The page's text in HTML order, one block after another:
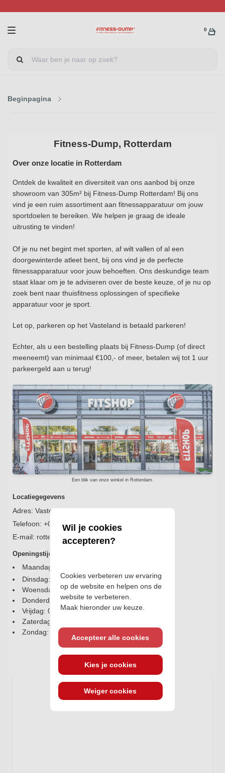
0
Beginpagina
Fitness-Dump, Rotterdam
Over onze locatie in Rotterdam
Ontdek de kwaliteit en diversiteit van ons aanbod bij onze
showroom van 305m² bij Fitness-Dump Rotterdam! Bij ons
vind je een ruim assortiment aan fitnessapparatuur om jouw
sportdoelen te bereiken. We helpen je graag de ideale
uitrusting te vinden!
Of je nu net begint met sporten, af wilt vallen of al een
doorgewinterde atleet bent, bij ons vind je de perfecte
fitnessapparatuur voor jouw behoeften. Ons deskundige team
staat klaar om je te adviseren over de beste keuze, of je nu op
zoek bent naar thuisfitness oplossingen of specifieke
apparatuur voor je sport.
Let op, parkeren op het Vasteland is betaald parkeren!
Echter, als u een bestelling plaats bij Fitness-Dump (of direct
meeneemt) van minimaal €100,- of meer, betalen wij tot 1 uur
parkeergeld aan u terug!
Een blik van onze winkel in Rotterdam.
Locatiegegevens
Adres: Vasteland 60, 3011 BM Rotterdam
Telefoon: +010 426 6640
E-mail: rotterdam@fitshop.nl
Openingstijden
Maandag: 09:30 - 17:30
Dinsdag: 09:30 - 17:30
Woensdag: 09:30 - 17:30
Donderdag: 09:30 - 17:30
Vrijdag: 09:30 - 17:30
Zaterdag: 09:30 - 17:30
Zondag: Gesloten
Vind ons op de kaart
Wil je cookies
accepteren?
Cookies verbeteren uw ervaring
op de website en helpen ons de
website te verbeteren.
Maak hieronder uw keuze.
Accepteer alle cookies
Kies je cookies
Weiger cookies